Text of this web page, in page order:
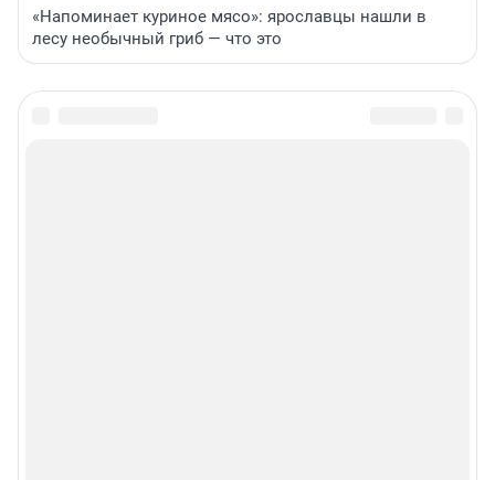
«Напоминает куриное мясо»: ярославцы нашли в
лесу необычный гриб — что это